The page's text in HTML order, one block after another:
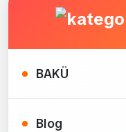
BAKÜ
Blog